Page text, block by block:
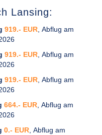
Lansing:
919.- EUR , Abflug am
919.- EUR , Abflug am
919.- EUR , Abflug am
664.- EUR , Abflug am
0.- EUR , Abflug am